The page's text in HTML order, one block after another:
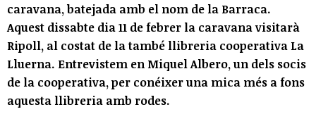
caravana, batejada amb el nom de la Barraca.
Aquest dissabte dia 11 de febrer la caravana visitarà
Ripoll, al costat de la també llibreria cooperativa La
Lluerna. Entrevistem en Miquel Albero, un dels socis
de la cooperativa, per conéixer una mica més a fons
aquesta llibreria amb rodes.